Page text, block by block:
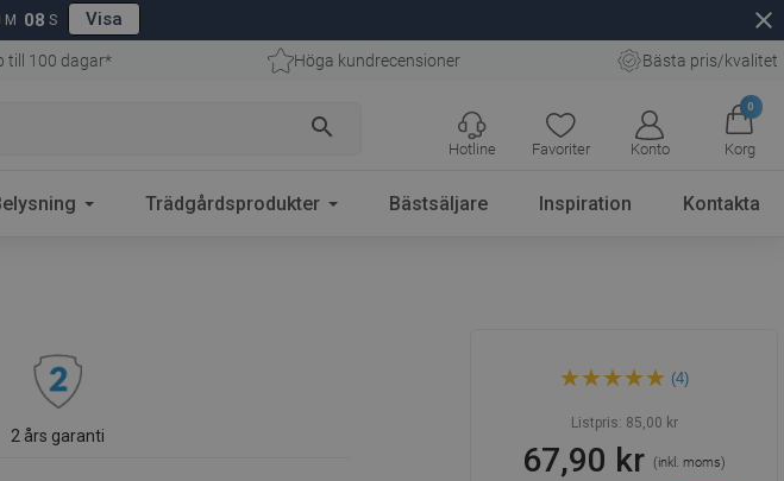
M 07 S Visa close
till 100 dagar* Höga kundrecensioner Bästa pris/kvalitet
search
Favoriter Konto
0
Korg
Hotline
Trädgårdsprodukter Bästsäljare Inspiration Kontakta
2 års garanti
Mexen duschhållare,
roséguld - 79352-60
(4)
Listpris: 85,00 kr
67,90 kr(inkl. moms)